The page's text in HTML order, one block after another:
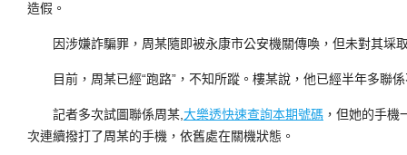
造假。
因涉嫌詐騙罪，周某隨即被永康市公安機關傳喚，但未對其埰
目前，周某已經“跑路”，不知所蹤。樓某說，他已經半年多聯係
記者多次試圖聯係周某, 大樂透快速查詢本期號碼 ，但她的手機
次連續撥打了周某的手機，依舊處在關機狀態。